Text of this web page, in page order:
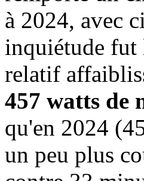
à 2024, avec
inquiétude fut
relatif
457 watts de
qu'en 2024
un peu plus